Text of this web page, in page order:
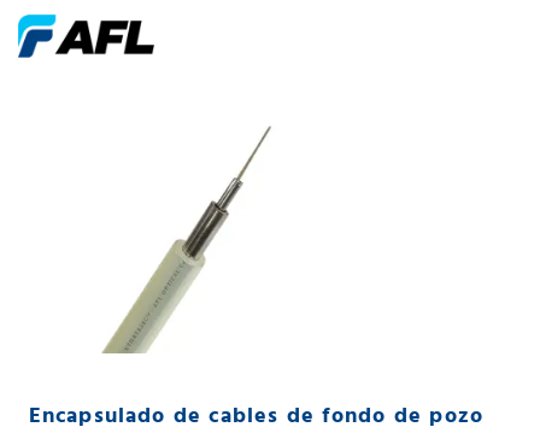
Encapsulado de cables de fondo de pozo